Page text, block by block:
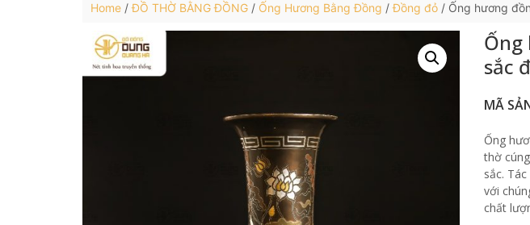
Home /ĐỒ THỜ BẰNG ĐỒNG / Ống Hương Bằng Đồng /Đồng đỏ / Ống hương
Ống
sắc
MÃ
Ống
thờ
sắc.
với
chất